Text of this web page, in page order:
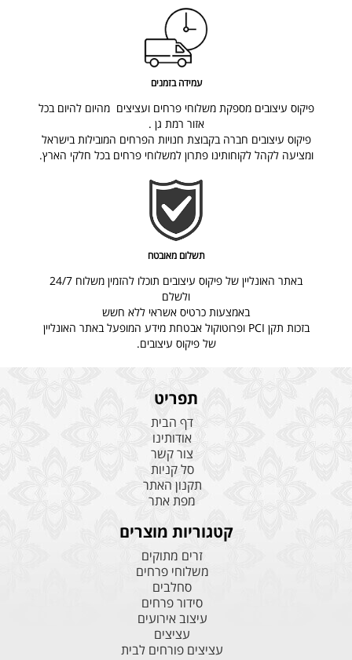
עמידה בזמנים
פיקוס עיצובים מספקת משלוחי פרחים ועציצים מהיום להיום בכל
אזור רמת גן .
פיקוס עיצובים חברה בקבוצת חנויות הפרחים המובילות בישראל
ומציעה לקהל לקוחותינו פתרון למשלוחי פרחים בכל חלקי הארץ.
תשלום מאובטח
באתר האונליין של פיקוס עיצובים תוכלו להזמין משלוח 24/7
ולשלם
באמצעות כרטיס אשראי ללא חשש
בזכות תקן PCIופרוטוקול אבטחת מידע המופעל באתר האונליין
של פיקוס עיצובים.
תפריט
דף הבית
אודותינו
צור קשר
סל קניות
תקנון האתר
מפת אתר
קטגוריות מוצרים
זרים מתוקים
משלוחי פרחים
סחלבים
סידור פרחים
עיצוב אירועים
עציצים
עציצים פורחים לבית